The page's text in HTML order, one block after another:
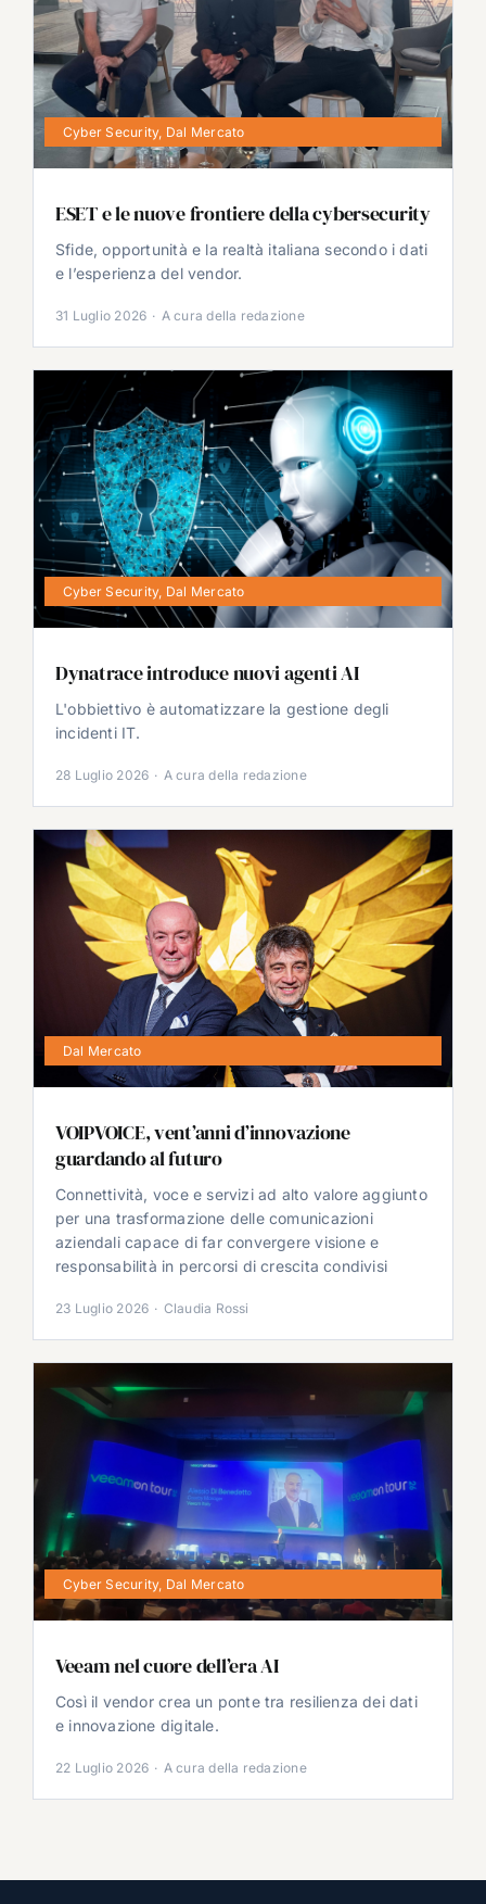
Cyber Security, Dal Mercato
ESET e le nuove frontiere della cybersecurity
Sfide, opportunità e la realtà italiana secondo i dati
e l’esperienza del vendor.
31 Luglio 2026 · A cura della redazione
Cyber Security, Dal Mercato
Dynatrace introduce nuovi agenti AI
L'obbiettivo è automatizzare la gestione degli
incidenti IT.
28 Luglio 2026 · A cura della redazione
Dal Mercato
VOIPVOICE, vent’anni d’innovazione
guardando al futuro
Connettività, voce e servizi ad alto valore aggiunto
per una trasformazione delle comunicazioni
aziendali capace di far convergere visione e
responsabilità in percorsi di crescita condivisi
23 Luglio 2026 · Claudia Rossi
Cyber Security, Dal Mercato
Veeam nel cuore dell’era AI
Così il vendor crea un ponte tra resilienza dei dati
e innovazione digitale.
22 Luglio 2026 · A cura della redazione